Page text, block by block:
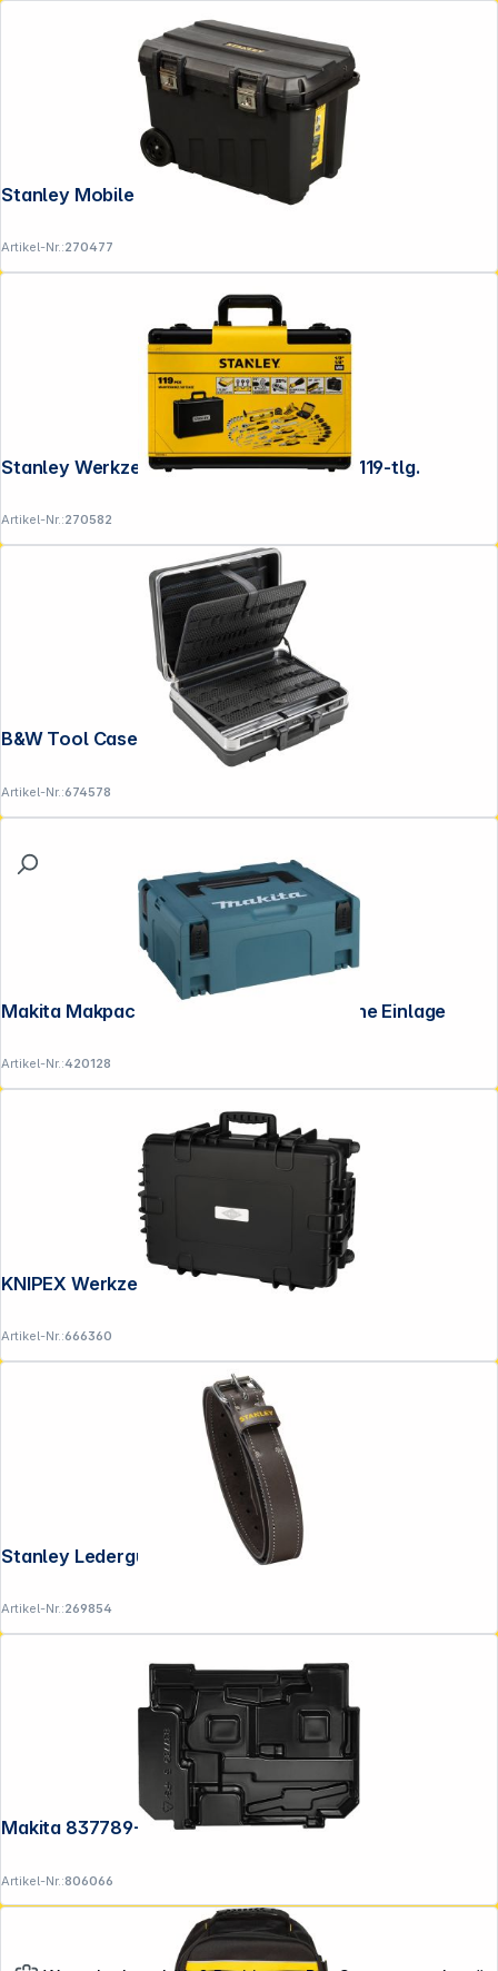
Stanley Mobile Montagebox, 90 l
Artikel-Nr.:270477
Stanley Werkzeugsortiment Alu- Koffer, 119-tlg.
Artikel-Nr.:270582
B&W Tool Case ABS.281.L base loop
Artikel-Nr.:674578
Makita Makpac Gr. 2 821550-0 Koffer ohne Einlage
Artikel-Nr.:420128
KNIPEX Werkzeugkoffer Robust45 Move
Artikel-Nr.:666360
Stanley Lederguertel
Artikel-Nr.:269854
Makita 837789-5 Tiefziehteil f. MAKPAC
Artikel-Nr.:806066